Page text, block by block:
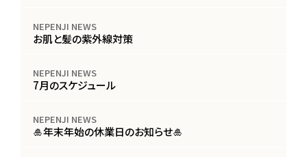
NEPENJI NEWS
お肌と髪の紫外線対策
NEPENJI NEWS
7月のスケジュール
NEPENJI NEWS
🎍年末年始の休業日のお知らせ🎍